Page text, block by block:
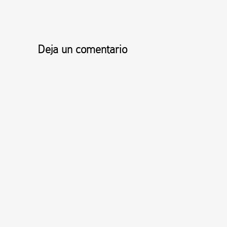
Deja un comentario